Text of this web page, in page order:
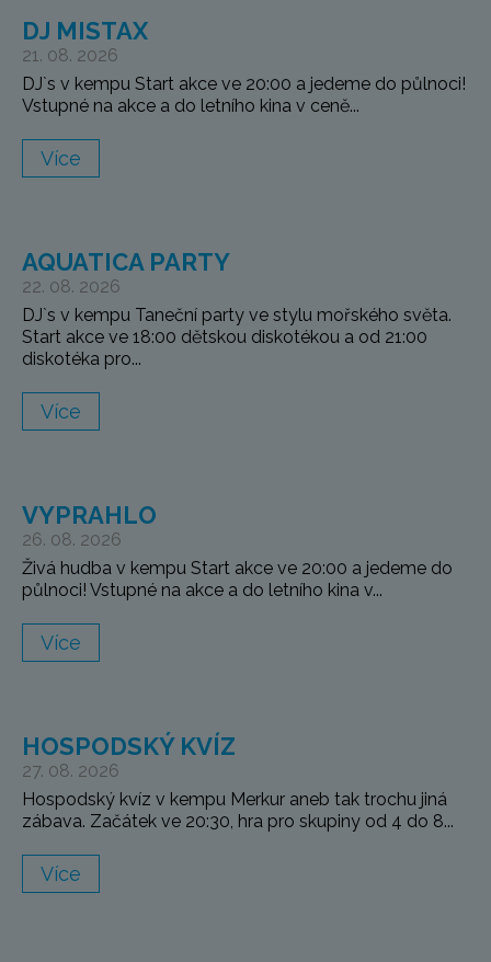
DJ MISTAX
21. 08. 2026
DJ`s v kempu Start akce ve 20:00 a jedeme do půlnoci!
Vstupné na akce a do letního kina v ceně...
Více
AQUATICA PARTY
22. 08. 2026
DJ`s v kempu Taneční party ve stylu mořského světa.
Start akce ve 18:00 dětskou diskotékou a od 21:00
diskotéka pro...
Více
VYPRAHLO
26. 08. 2026
Živá hudba v kempu Start akce ve 20:00 a jedeme do
půlnoci! Vstupné na akce a do letního kina v...
Více
HOSPODSKÝ KVÍZ
27. 08. 2026
Hospodský kvíz v kempu Merkur aneb tak trochu jiná
zábava. Začátek ve 20:30, hra pro skupiny od 4 do 8...
Více